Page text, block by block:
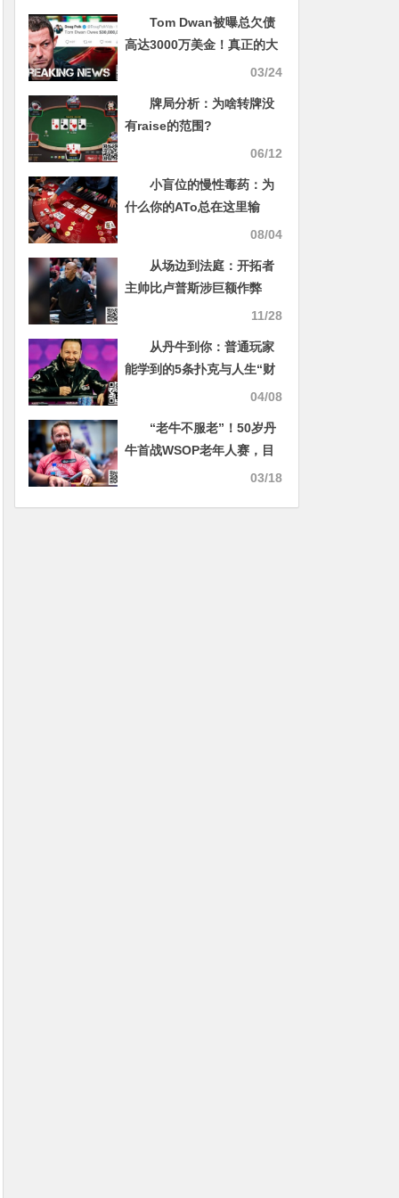
Tom Dwan被曝总欠债
高达3000万美金！真正的大
03/24
牌局分析：为啥转牌没
有raise的范围?
06/12
小盲位的慢性毒药：为
什么你的ATo总在这里输
08/04
从场边到法庭：开拓者
主帅比卢普斯涉巨额作弊
11/28
从丹牛到你：普通玩家
能学到的5条扑克与人生“财
04/08
“老牛不服老”！50岁丹
牛首战WSOP老年人赛，目
03/18